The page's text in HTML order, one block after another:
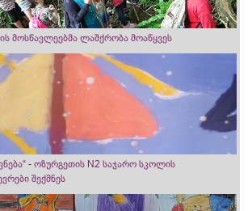
მოსწავლეებმა ლაშქრობა მოაწყვეს
- ოზურგეთის N2 საჯარო სკოლის
შექმნეს